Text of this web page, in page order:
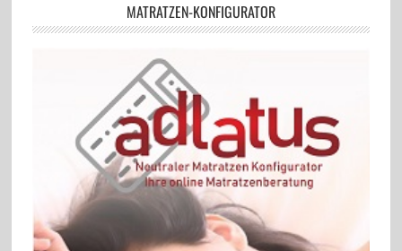
MATRATZEN-KONFIGURATOR